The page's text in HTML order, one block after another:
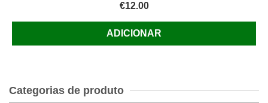
€12.00
ADICIONAR
Categorias de produto